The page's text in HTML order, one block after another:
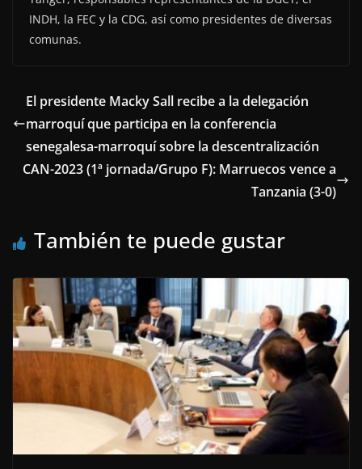
INDH, la FEC y la CDG, así como presidentes de diversas
comunas.
El presidente Macky Sall recibe a la delegación
marroquí que participa en la conferencia
senegalesa-marroquí sobre la descentralización
CAN-2023 (1ª jornada/Grupo F): Marruecos vence a
Tanzania (3-0)
También te puede gustar